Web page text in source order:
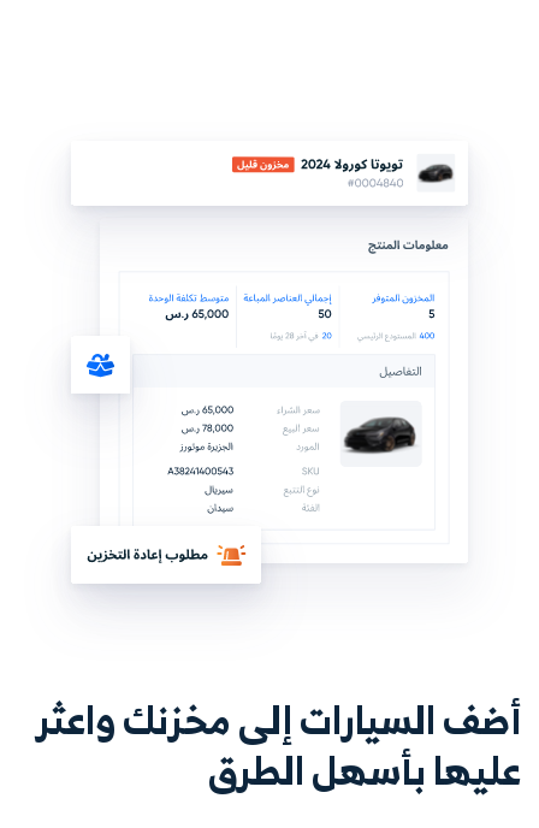
أضف السيارات إلى مخزنك واعثر
عليها بأسهل الطرق